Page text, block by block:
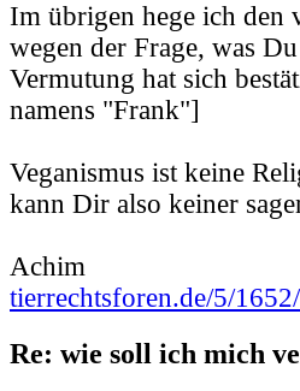
Im übrigen hege ich den
wegen der Frage, was
Vermutung hat sich
namens "Frank"]
Veganismus ist keine
kann Dir also keiner
Achim
tierrechtsforen.de/5/
Re: wie soll ich mich